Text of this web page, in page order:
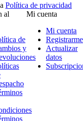
Política de privacidad
al
de
y
Mi cuenta
Mi cuenta
Registrarme
Actualizar
datos